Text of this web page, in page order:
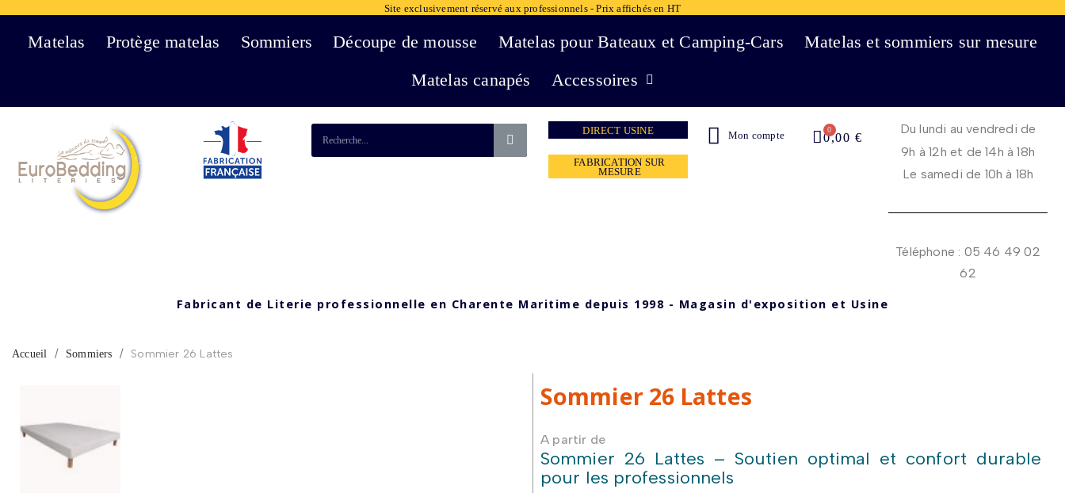
Site exclusivement réservé aux professionnels - Prix affichés en HT
Matelas Protège matelas Sommiers Découpe de mousse Matelas pour Bateaux et Camping-Cars
Matelas et sommiers sur mesure
Matelas canapés
Accessoires
DIRECT USINE
FABRICATION SUR
MESURE
Mon compte 0,00 €
Du lundi au vendredi de
9h à 12h et de 14h à 18h
Le samedi de 10h à 18h
Téléphone : 05 46 49 02
62
Fabricant de Literie professionnelle en Charente Maritime depuis 1998 - Magasin d'exposition et Usine
Accueil Sommiers Sommier 26 Lattes
Sommier 26 Lattes
A partir de
Sommier 26 Lattes – Soutien optimal et confort durable
pour les professionnels